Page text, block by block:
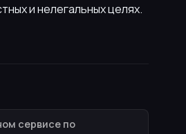
и нелегальных целях.
сервисе по